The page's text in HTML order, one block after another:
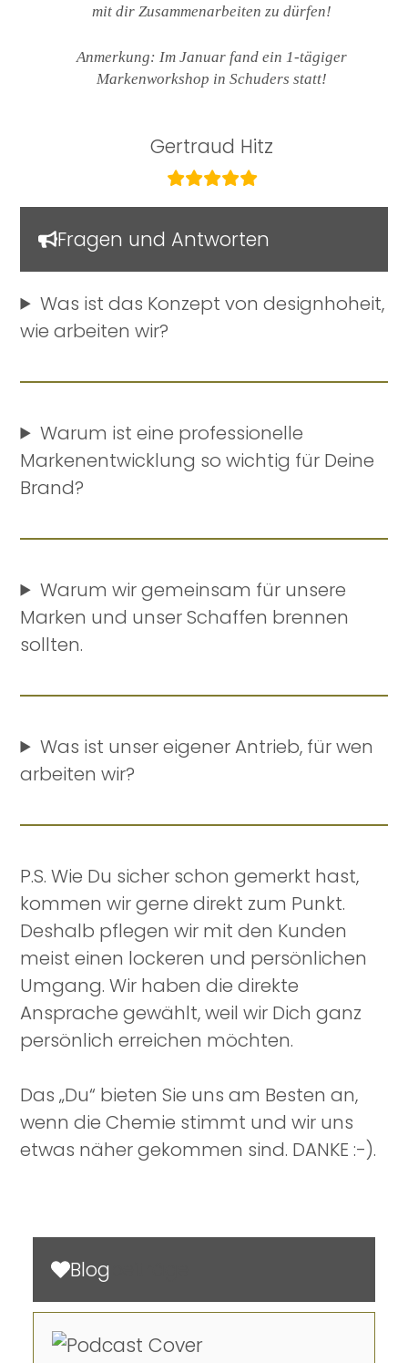
mit dir Zusammenarbeiten zu dürfen!
Anmerkung: Im Januar fand ein 1-tägiger
Markenworkshop in Schuders statt!
Gertraud Hitz
Fragen und Antworten
Was ist das Konzept von designhoheit,
wie arbeiten wir?
Warum ist eine professionelle
Markenentwicklung so wichtig für Deine
Brand?
Warum wir gemeinsam für unsere
Marken und unser Schaffen brennen
sollten.
Was ist unser eigener Antrieb, für wen
arbeiten wir?
P.S. Wie Du sicher schon gemerkt hast,
kommen wir gerne direkt zum Punkt.
Deshalb pflegen wir mit den Kunden
meist einen lockeren und persönlichen
Umgang. Wir haben die direkte
Ansprache gewählt, weil wir Dich ganz
persönlich erreichen möchten.
Das „Du“ bieten Sie uns am Besten an,
wenn die Chemie stimmt und wir uns
etwas näher gekommen sind. DANKE :-).
Blog